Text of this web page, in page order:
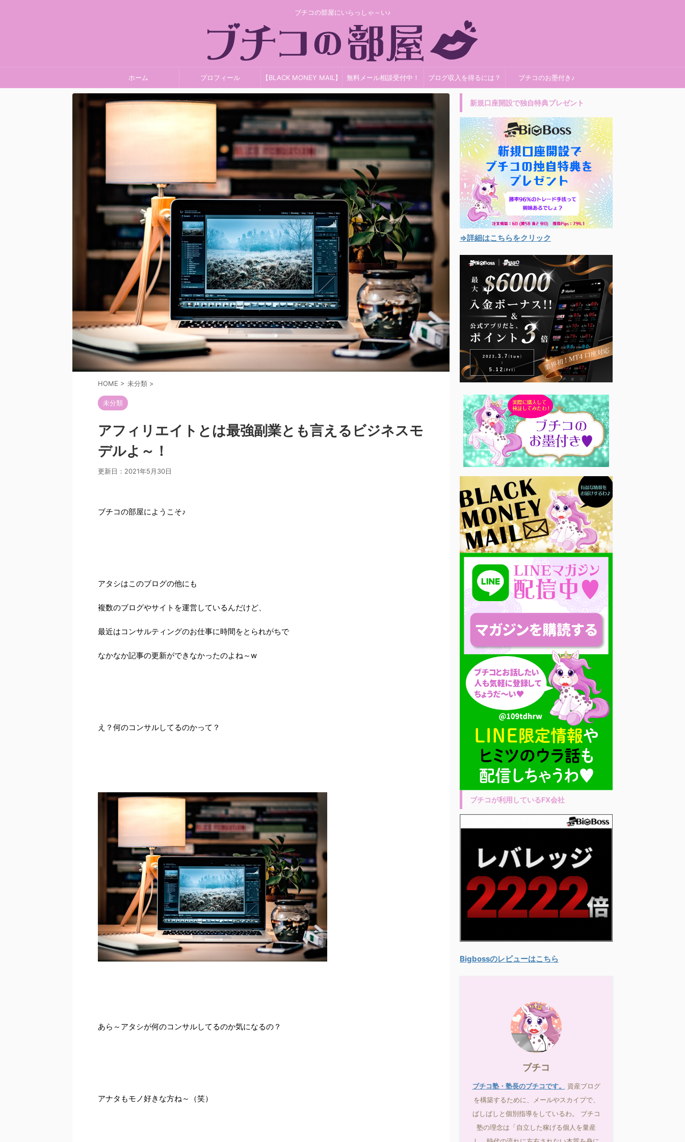
ブチコの部屋にいらっしゃ～い♪
ホーム プロフィール 【BLACK MONEY MAIL】 無料メール相談受付中！ ブログ収入を得るには？ ブチコのお墨付き♪
HOME > 未分類 >
未分類
アフィリエイトとは最強副業とも言えるビジネスモ
デルよ～！
更新日： 2021年5月30日
ブチコの部屋にようこそ♪
アタシはこのブログの他にも
複数のブログやサイトを運営しているんだけど、
最近はコンサルティングのお仕事に時間をとられがちで
なかなか記事の更新ができなかったのよね～w
え？何のコンサルしてるのかって？
あら～アタシが何のコンサルしてるのか気になるの？
アナタもモノ好きな方ね～（笑）
新規口座開設で独自特典プレゼント
⇒詳細はこちらをクリック
ブチコが利用しているFX会社
Bigbossのレビューはこちら
ブチコ
ブチコ塾・塾長のブチコです。
資産ブログ
を構築するために、メールやスカイプで、
ばしばしと個別指導をしているわ。 ブチコ
塾の理念は「自立した稼げる個人を量産